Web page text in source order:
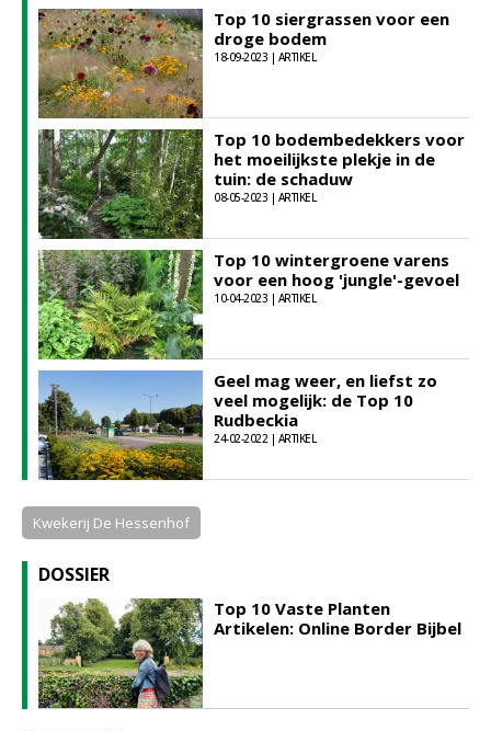
Top 10 siergrassen voor een
droge bodem
18-09-2023 | ARTIKEL
Top 10 bodembedekkers voor
het moeilijkste plekje in de
tuin: de schaduw
08-05-2023 | ARTIKEL
Top 10 wintergroene varens
voor een hoog 'jungle'-gevoel
10-04-2023 | ARTIKEL
Geel mag weer, en liefst zo
veel mogelijk: de Top 10
Rudbeckia
24-02-2022 | ARTIKEL
Kwekerij De Hessenhof
DOSSIER
Top 10 Vaste Planten
Artikelen: Online Border Bijbel